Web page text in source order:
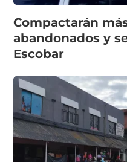
Compactarán
abandonados y
Escobar